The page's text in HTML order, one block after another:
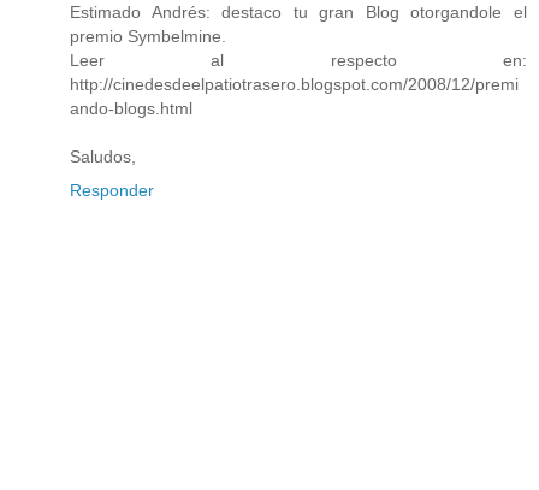
Estimado Andrés: destaco tu gran Blog otorgandole el
premio Symbelmine.
Leer al respecto en:
http://cinedesdeelpatiotrasero.blogspot.com/2008/12/premi
ando-blogs.html
Saludos,
Responder